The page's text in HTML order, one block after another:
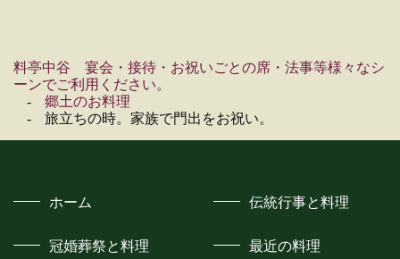
料亭中谷 宴会・接待・お祝いごとの席・法事等様々なシ
ーンでご利用ください。
郷土のお料理
旅立ちの時。家族で門出をお祝い。
ホーム 伝統行事と料理
冠婚葬祭と料理 最近の料理